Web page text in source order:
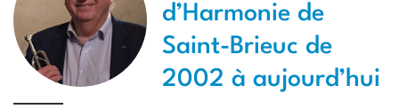
d’Harmonie de
Saint-Brieuc de
2002 à aujourd’hui